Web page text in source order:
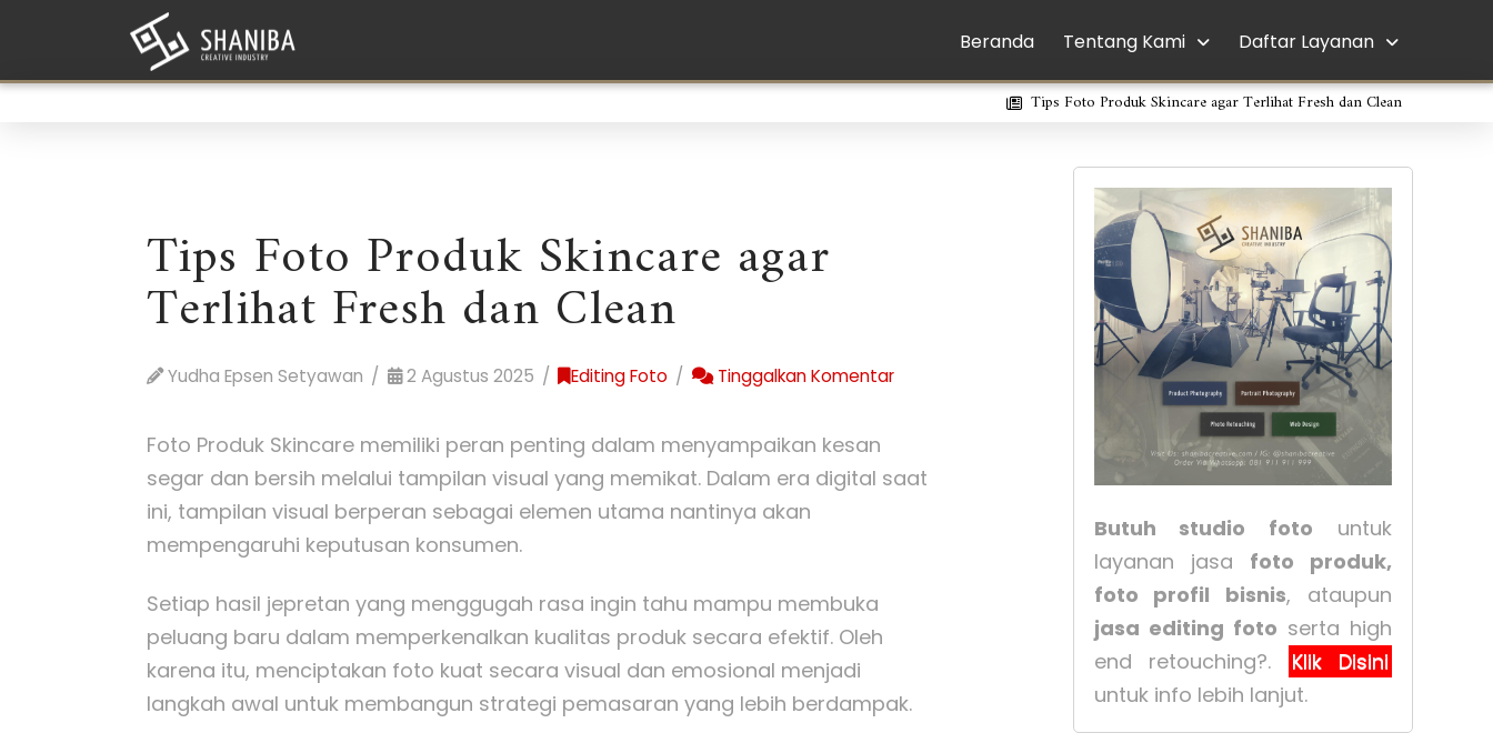
Beranda Tentang Kami Daftar Layanan
Tips Foto Produk Skincare agar Terlihat Fresh dan Clean
Tips Foto Produk Skincare agar
Terlihat Fresh dan Clean
Yudha Epsen Setyawan 2 Agustus 2025 Editing Foto Tinggalkan Komentar
Foto Produk Skincare memiliki peran penting dalam menyampaikan kesan
segar dan bersih melalui tampilan visual yang memikat. Dalam era digital saat
ini, tampilan visual berperan sebagai elemen utama nantinya akan
mempengaruhi keputusan konsumen.
Setiap hasil jepretan yang menggugah rasa ingin tahu mampu membuka
peluang baru dalam memperkenalkan kualitas produk secara efektif. Oleh
karena itu, menciptakan foto kuat secara visual dan emosional menjadi
langkah awal untuk membangun strategi pemasaran yang lebih berdampak.
Butuh studio foto untuk
layanan jasa foto produk,
foto profil bisnis, ataupun
jasa editing foto serta high
end retouching?.
Klik Disini
untuk info lebih lanjut.